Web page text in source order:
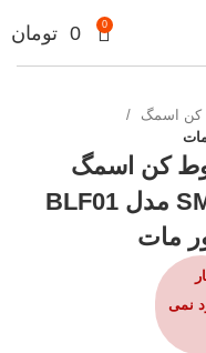
0
0 تومان
کن اسمگ
کن اسمگ
SMEG مدل BLF01
مات
نمی